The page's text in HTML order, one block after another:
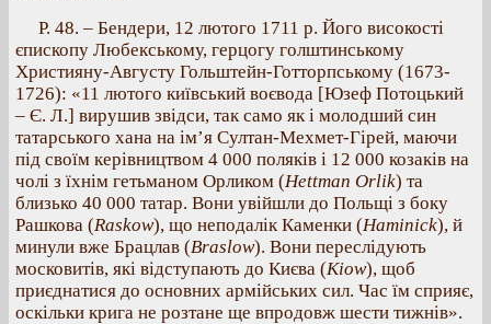
Р. 48. – Бендери, 12 лютого 1711 р. Його високості
єпископу Любекському, герцогу голштинському
Християну-Августу Гольштейн-Готторпському (1673-
1726): «11 лютого київський воєвода [Юзеф Потоцький
– Є. Л.] вирушив звідси, так само як і молодший син
татарського хана на ім’я Султан-Мехмет-Гірей, маючи
під своїм керівництвом 4 000 поляків і 12 000 козаків на
чолі з їхнім гетьманом Орликом (Hettman Orlik) та
близько 40 000 татар. Вони увійшли до Польщі з боку
Рашкова (Raskow), що неподалік Каменки (Haminick), й
минули вже Брацлав (Braslow). Вони переслідують
московитів, які відступають до Києва (Kiow), щоб
приєднатися до основних армійських сил. Час їм сприяє,
оскільки крига не розтане ще впродовж шести тижнів».